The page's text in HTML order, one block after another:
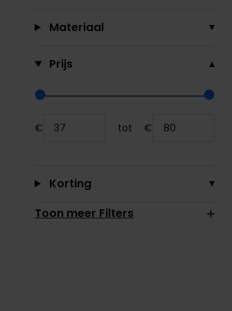
Materiaal
Prijs
Range slider min value
Range slider max value
€ tot €
Korting
Toon meer Filters